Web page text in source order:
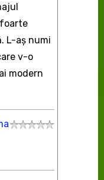
L-aş numi
v-o
modern